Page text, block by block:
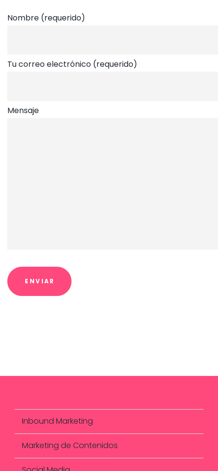
Nombre (requerido)
Tu correo electrónico (requerido)
Mensaje
Inbound Marketing
Marketing de Contenidos